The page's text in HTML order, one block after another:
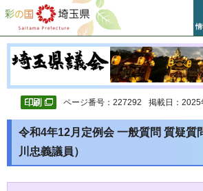
彩の国 埼玉県
ページ番号：227292 掲載日：2025
令和4年12月定例会 一般質問 質疑質
川忠義議員）